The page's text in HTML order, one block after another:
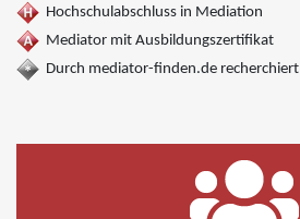
Hochschulabschluss in Mediation
Mediator mit Ausbildungszertifikat
Durch mediator-finden.de recherchiert